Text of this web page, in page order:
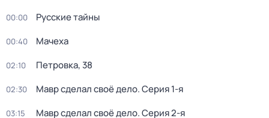
00:00 Русские тайны
00:40 Мачеха
02:10 Петровка, 38
02:30 Мавр сделал своё дело. Серия 1-я
03:15 Мавр сделал своё дело. Серия 2-я